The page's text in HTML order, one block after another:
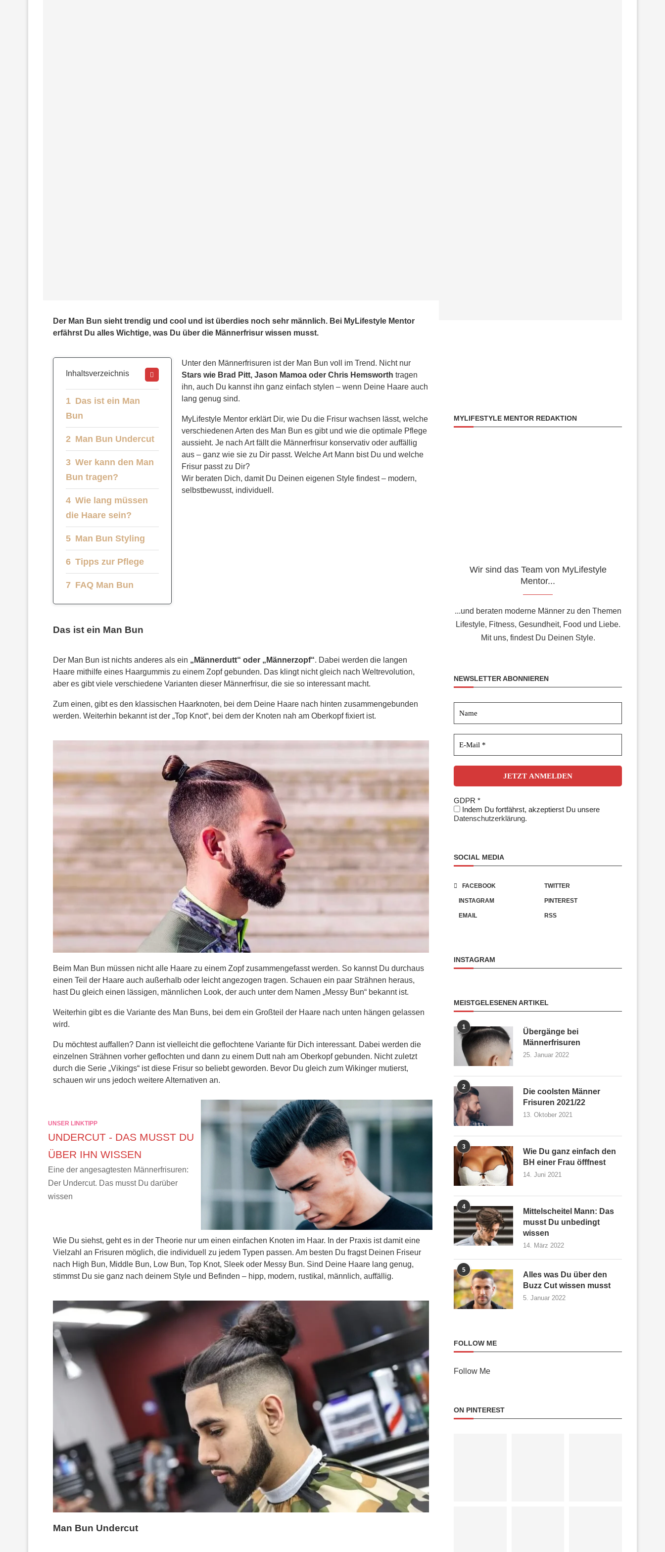
Der Man Bun sieht trendig und cool und ist überdies noch sehr männlich. Bei MyLifestyle Mentor
erfährst Du alles Wichtige, was Du über die Männerfrisur wissen musst.
Inhaltsverzeichnis
Das ist ein Man
Bun
Man Bun Undercut
Wer kann den Man
Bun tragen?
Wie lang müssen
die Haare sein?
Man Bun Styling
Tipps zur Pflege
FAQ Man Bun
Unter den Männerfrisuren ist der Man Bun voll im Trend. Nicht nur
Stars wie Brad Pitt, Jason Mamoa oder Chris Hemsworth tragen
ihn, auch Du kannst ihn ganz einfach stylen – wenn Deine Haare auch
lang genug sind.
MyLifestyle Mentor erklärt Dir, wie Du die Frisur wachsen lässt, welche
verschiedenen Arten des Man Bun es gibt und wie die optimale Pflege
aussieht. Je nach Art fällt die Männerfrisur konservativ oder auffällig
aus – ganz wie sie zu Dir passt. Welche Art Mann bist Du und welche
Frisur passt zu Dir?
Wir beraten Dich, damit Du Deinen eigenen Style findest – modern,
selbstbewusst, individuell.
Das ist ein Man Bun
Der Man Bun ist nichts anderes als ein „Männerdutt“ oder „Männerzopf“. Dabei werden die langen
Haare mithilfe eines Haargummis zu einem Zopf gebunden. Das klingt nicht gleich nach Weltrevolution,
aber es gibt viele verschiedene Varianten dieser Männerfrisur, die sie so interessant macht.
Zum einen, gibt es den klassischen Haarknoten, bei dem Deine Haare nach hinten zusammengebunden
werden. Weiterhin bekannt ist der „Top Knot“, bei dem der Knoten nah am Oberkopf fixiert ist.
Beim Man Bun müssen nicht alle Haare zu einem Zopf zusammengefasst werden. So kannst Du durchaus
einen Teil der Haare auch außerhalb oder leicht angezogen tragen. Schauen ein paar Strähnen heraus,
hast Du gleich einen lässigen, männlichen Look, der auch unter dem Namen „Messy Bun“ bekannt ist.
Weiterhin gibt es die Variante des Man Buns, bei dem ein Großteil der Haare nach unten hängen gelassen
wird.
Du möchtest auffallen? Dann ist vielleicht die geflochtene Variante für Dich interessant. Dabei werden die
einzelnen Strähnen vorher geflochten und dann zu einem Dutt nah am Oberkopf gebunden. Nicht zuletzt
durch die Serie „Vikings“ ist diese Frisur so beliebt geworden. Bevor Du gleich zum Wikinger mutierst,
schauen wir uns jedoch weitere Alternativen an.
UNSER LINKTIPP
UNDERCUT - DAS MUSST DU
ÜBER IHN WISSEN
Eine der angesagtesten Männerfrisuren:
Der Undercut. Das musst Du darüber
wissen
Wie Du siehst, geht es in der Theorie nur um einen einfachen Knoten im Haar. In der Praxis ist damit eine
Vielzahl an Frisuren möglich, die individuell zu jedem Typen passen. Am besten Du fragst Deinen Friseur
nach High Bun, Middle Bun, Low Bun, Top Knot, Sleek oder Messy Bun. Sind Deine Haare lang genug,
stimmst Du sie ganz nach deinem Style und Befinden – hipp, modern, rustikal, männlich, auffällig.
Man Bun Undercut
MYLIFESTYLE MENTOR REDAKTION
Wir sind das Team von MyLifestyle
Mentor...
...und beraten moderne Männer zu den Themen
Lifestyle, Fitness, Gesundheit, Food und Liebe.
Mit uns, findest Du Deinen Style.
NEWSLETTER ABONNIEREN
GDPR *
Indem Du fortfährst, akzeptierst Du unsere
Datenschutzerklärung.
SOCIAL MEDIA
FACEBOOK TWITTER
INSTAGRAM PINTEREST
EMAIL RSS
INSTAGRAM
MEISTGELESENEN ARTIKEL
1
Übergänge bei
Männerfrisuren
25. Januar 2022
2
Die coolsten Männer
Frisuren 2021/22
13. Oktober 2021
3
Wie Du ganz einfach den
BH einer Frau öfffnest
14. Juni 2021
4
Mittelscheitel Mann: Das
musst Du unbedingt
wissen
14. März 2022
5
Alles was Du über den
Buzz Cut wissen musst
5. Januar 2022
FOLLOW ME
Follow Me
ON PINTEREST